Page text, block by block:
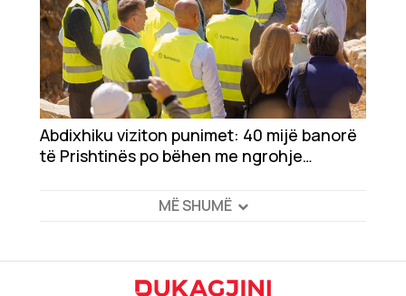
Abdixhiku viziton punimet: 40 mijë banorë
të Prishtinës po bëhen me ngrohje
MË SHUMË